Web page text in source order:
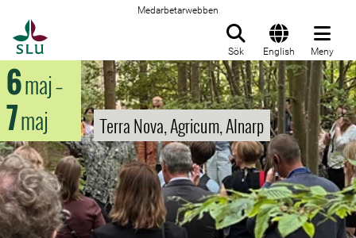
Medarbetarwebben
Sök English Meny
6maj–
7maj Terra Nova, Agricum, Alnarp